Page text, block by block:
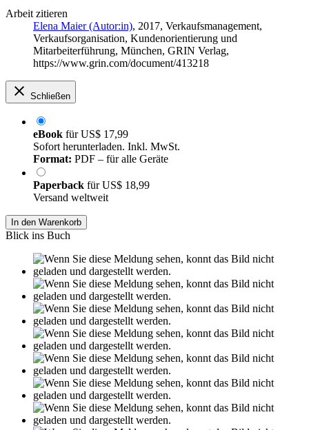
Arbeit zitieren
Elena Maier (Autor:in), 2017, Verkaufsmanagement,
Verkaufsorganisation, Kundenorientierung und
Mitarbeiterführung, München, GRIN Verlag,
https://www.grin.com/document/413218
Schließen
eBook fürUS$ 17,99
Sofort herunterladen. Inkl. MwSt.
Format: PDF – für alle Geräte
Paperback fürUS$ 18,99
Versand weltweit
In den Warenkorb
Blick ins Buch